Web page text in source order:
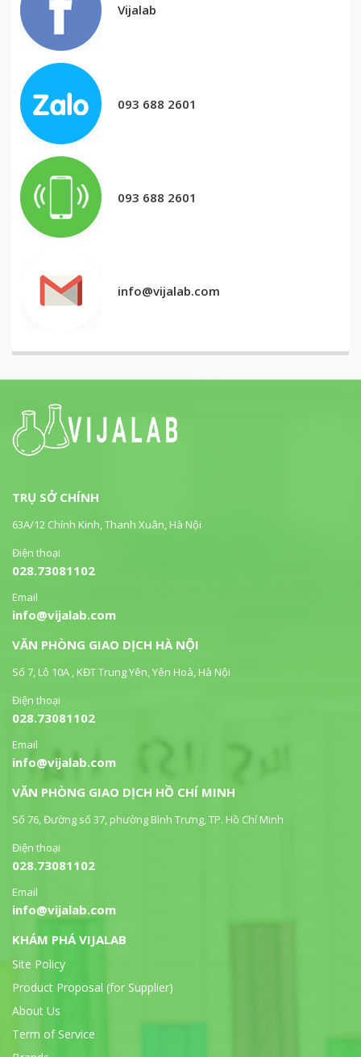
Vijalab
093 688 2601
093 688 2601
info@vijalab.com
TRỤ SỞ CHÍNH
63A/12 Chính Kinh, Thanh Xuân, Hà Nội
Điện thoại
028.73081102
Email
info@vijalab.com
VĂN PHÒNG GIAO DỊCH HÀ NỘI
Số 7, Lô 10A , KĐT Trung Yên, Yên Hoà, Hà Nội
Điện thoại
028.73081102
Email
info@vijalab.com
VĂN PHÒNG GIAO DỊCH HỒ CHÍ MINH
Số 76, Đường số 37, phường Bình Trưng, TP. Hồ Chí Minh
Điện thoại
028.73081102
Email
info@vijalab.com
KHÁM PHÁ VIJALAB
Site Policy
Product Proposal (for Supplier)
About Us
Term of Service